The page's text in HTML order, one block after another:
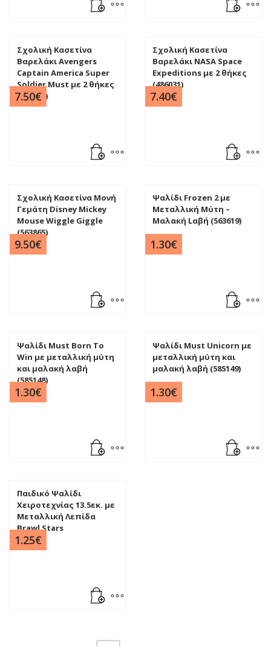
Σχολική Κασετίνα
Βαρελάκι Avengers
Captain America Super
Soldier Must με 2 θήκες
(506124)
7.50€
Σχολική Κασετίνα
Βαρελάκι NASA Space
Expeditions με 2 θήκες
(486031)
7.40€
Σχολική Κασετίνα Μονή
Γεμάτη Disney Mickey
Mouse Wiggle Giggle
(563865)
9.50€
Ψαλίδι Frozen 2 με
Mεταλλική Mύτη –
Mαλακή Lαβή (563619)
1.30€
Ψαλίδι Must Born To
Win με μεταλλική μύτη
και μαλακή λαβή
(585148)
1.30€
Ψαλίδι Must Unicorn με
μεταλλική μύτη και
μαλακή λαβή (585149)
1.30€
Παιδικό Ψαλίδι
Χειροτεχνίας 13.5εκ. με
Μεταλλική Λεπίδα
Brawl Stars
1.25€